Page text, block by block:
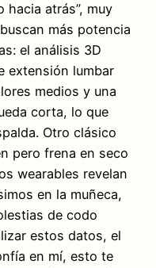
hacia atrás”, muy
más potencia
el análisis 3D
extensión lumbar
medios y una
corta, lo que
Otro clásico
pero frena en seco
wearables revelan
en la muñeca,
de codo
estos datos, el
en mí, esto te